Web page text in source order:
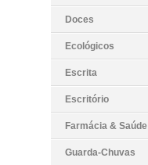
Doces
Ecológicos
Escrita
Escritório
Farmácia & Saúde
Guarda-Chuvas